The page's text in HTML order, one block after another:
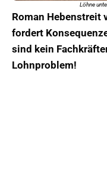
Löhne
Roman Hebenstreit
fordert
sind kein
Lohnproblem!